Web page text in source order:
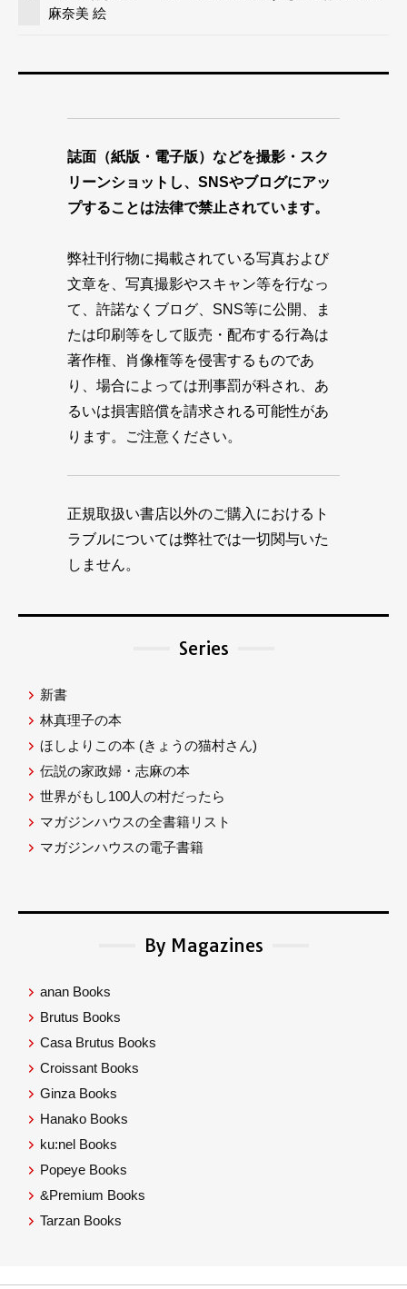
麻奈美 絵
誌面（紙版・電子版）などを撮影・スク
リーンショットし、SNSやブログにアッ
プすることは法律で禁止されています。
弊社刊行物に掲載されている写真および
文章を、写真撮影やスキャン等を行なっ
て、許諾なくブログ、SNS等に公開、ま
たは印刷等をして販売・配布する行為は
著作権、肖像権等を侵害するものであ
り、場合によっては刑事罰が科され、あ
るいは損害賠償を請求される可能性があ
ります。ご注意ください。
正規取扱い書店以外のご購入におけるト
ラブルについては弊社では一切関与いた
しません。
Series
新書
林真理子の本
ほしよりこの本 (きょうの猫村さん)
伝説の家政婦・志麻の本
世界がもし100人の村だったら
マガジンハウスの全書籍リスト
マガジンハウスの電子書籍
By Magazines
anan Books
Brutus Books
Casa Brutus Books
Croissant Books
Ginza Books
Hanako Books
ku:nel Books
Popeye Books
&Premium Books
Tarzan Books